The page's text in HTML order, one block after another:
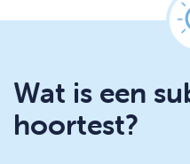
Wat is een
hoortest?